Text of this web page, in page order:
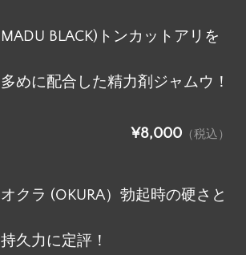
MADU BLACK)トンカットアリを
多めに配合した精力剤ジャムウ！
¥8,000 （税込）
オクラ (OKURA）勃起時の硬さと
持久力に定評！